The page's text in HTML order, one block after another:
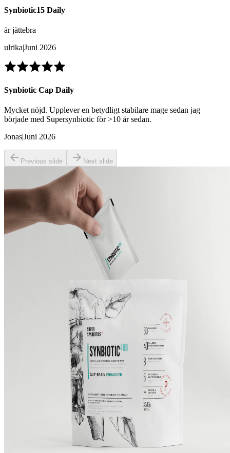
Synbiotic15 Daily
är jättebra
ulrika|Juni 2026
Synbiotic Cap Daily
Mycket nöjd. Upplever en betydligt stabilare mage sedan jag
började med Supersynbiotic för >10 år sedan.
Jonas|Juni 2026
Previous slide Next slide